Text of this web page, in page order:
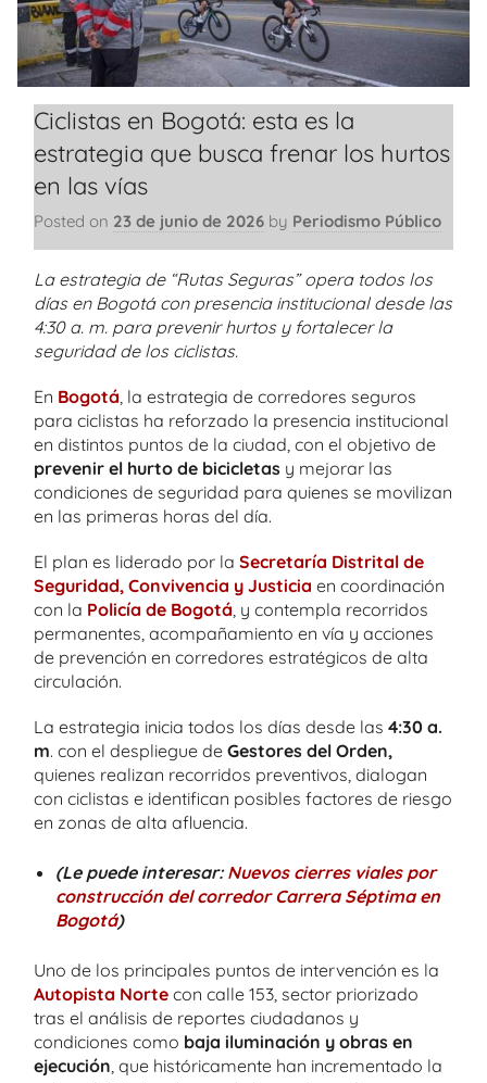
Ciclistas en Bogotá: esta es la
estrategia que busca frenar los hurtos
en las vías
Posted on 23 de junio de 2026 by Periodismo Público
La estrategia de “Rutas Seguras” opera todos los
días en Bogotá con presencia institucional desde las
4:30 a. m. para prevenir hurtos y fortalecer la
seguridad de los ciclistas.
En Bogotá , la estrategia de corredores seguros
para ciclistas ha reforzado la presencia institucional
en distintos puntos de la ciudad, con el objetivo de
prevenir el hurto de bicicletas y mejorar las
condiciones de seguridad para quienes se movilizan
en las primeras horas del día.
El plan es liderado por la Secretaría Distrital de
Seguridad, Convivencia y Justicia en coordinación
con la Policía de Bogotá , y contempla recorridos
permanentes, acompañamiento en vía y acciones
de prevención en corredores estratégicos de alta
circulación.
La estrategia inicia todos los días desde las 4:30 a.
m. con el despliegue de Gestores del Orden,
quienes realizan recorridos preventivos, dialogan
con ciclistas e identifican posibles factores de riesgo
en zonas de alta afluencia.
(Le puede interesar: Nuevos cierres viales por
construcción del corredor Carrera Séptima en
Bogotá)
Uno de los principales puntos de intervención es la
Autopista Norte con calle 153, sector priorizado
tras el análisis de reportes ciudadanos y
condiciones como baja iluminación y obras en
ejecución , que históricamente han incrementado la